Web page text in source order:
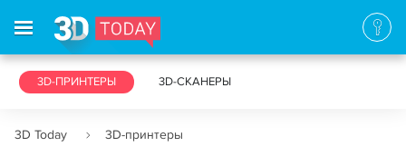
3D-ПРИНТЕРЫ 3D-СКАНЕРЫ
3D Today 3D-принтеры